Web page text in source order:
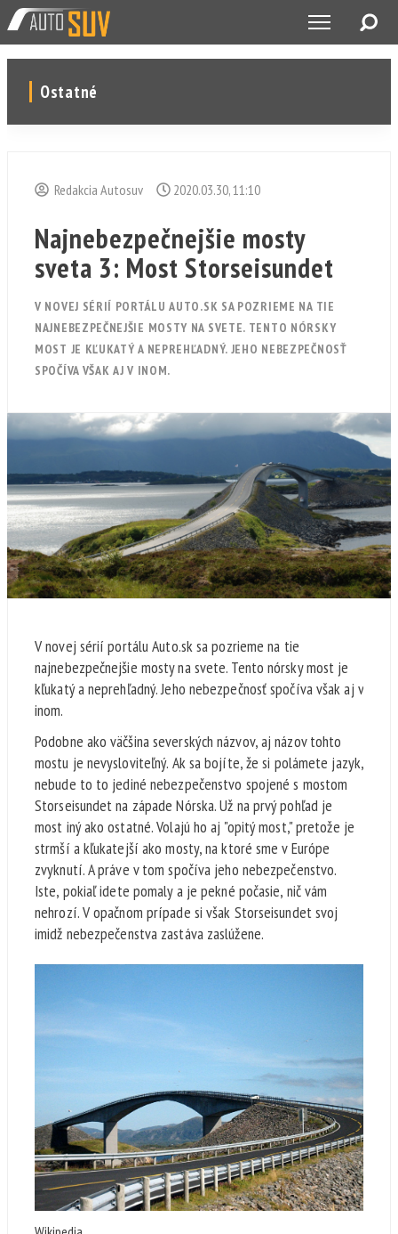
Ostatné
Redakcia Autosuv 2020.03.30, 11:10
Najnebezpečnejšie mosty
sveta 3: Most Storseisundet
V NOVEJ SÉRIÍ PORTÁLU AUTO.SK SA POZRIEME NA TIE
NAJNEBEZPEČNEJŠIE MOSTY NA SVETE. TENTO NÓRSKY
MOST JE KĽUKATÝ A NEPREHĽADNÝ. JEHO NEBEZPEČNOSŤ
SPOČÍVA VŠAK AJ V INOM.
V novej sérií portálu Auto.sk sa pozrieme na tie
najnebezpečnejšie mosty na svete. Tento nórsky most je
kľukatý a neprehľadný. Jeho nebezpečnosť spočíva však aj v
inom.
Podobne ako väčšina severských názvov, aj názov tohto
mostu je nevysloviteľný. Ak sa bojíte, že si polámete jazyk,
nebude to to jediné nebezpečenstvo spojené s mostom
Storseisundet na západe Nórska. Už na prvý pohľad je
most iný ako ostatné. Volajú ho aj "opitý most," pretože je
strmší a kľukatejší ako mosty, na ktoré sme v Európe
zvyknutí. A práve v tom spočíva jeho nebezpečenstvo.
Iste, pokiaľ idete pomaly a je pekné počasie, nič vám
nehrozí. V opačnom prípade si však Storseisundet svoj
imidž nebezpečenstva zastáva zaslúžene.